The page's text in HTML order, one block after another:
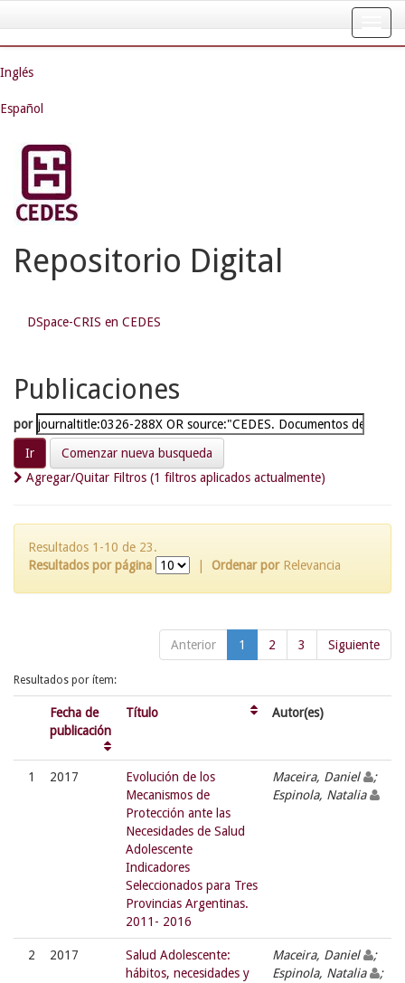
navigation
Inglés
Español
Repositorio Digital
DSpace-CRIS en CEDES
Publicaciones
por
Comenzar nueva busqueda
Agregar/Quitar Filtros (1 filtros aplicados actualmente)
Resultados 1-10 de 23.
Resultados por página
Ordenar por Relevancia
Anterior 1 2 3 Siguiente
Resultados por ítem:
Fecha de
publicación
Título Autor(es)
1 2017
Evolución de los
Mecanismos de
Protección ante las
Necesidades de Salud
Adolescente
Indicadores
Seleccionados para Tres
Provincias Argentinas.
2011- 2016
Maceira, Daniel
;
Espinola, Natalia
2 2017
Salud Adolescente:
hábitos, necesidades y
Maceira, Daniel
;
Espinola, Natalia
;